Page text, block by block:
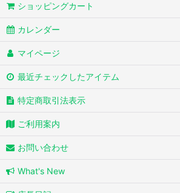
ショッピングカート
カレンダー
マイページ
最近チェックしたアイテム
特定商取引法表示
ご利用案内
お問い合わせ
What's New